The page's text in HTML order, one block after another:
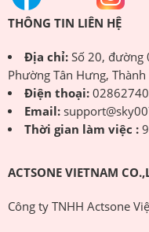
THÔNG TIN LIÊN HỆ
Địa chỉ:Số 20, đường
Phường Tân Hưng,
Điện thoại:
Email:
Thời gian làm việc :
ACTSONE VIETNAM
Công ty TNHH Actsone